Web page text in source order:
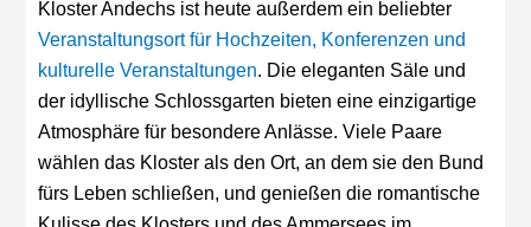
Kloster Andechs ist heute außerdem ein beliebter
Veranstaltungsort für Hochzeiten, Konferenzen und
kulturelle Veranstaltungen. Die eleganten Säle und
der idyllische Schlossgarten bieten eine einzigartige
Atmosphäre für besondere Anlässe. Viele Paare
wählen das Kloster als den Ort, an dem sie den Bund
fürs Leben schließen, und genießen die romantische